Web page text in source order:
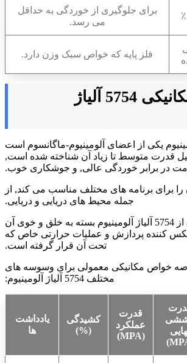
برای جلوگیری از خوردگی به حداقل
می رسد.
فلز پایه که خواص سبک وزن دارد.
خصوصیات مکانیکی 5754 آلیاژ
آلومینیوم یکی از اعضای آلومینیوم-ماگانسوم است
دلیل قدرت متوسط ​​تا زیاد آن شناخته شده است,
در برابر خوردگی عالی, و جوشکاری خوب.
برای برنامه های مختلف مناسب می کند, از
جمله محیط های دریایی و دریایی.
خصوصیات مکانیکی از 5754 آلیاژ آلومینیوم بسته به خلق و خوی آن
کننده پردازش و عملیات حرارتی خاص که
تحت آن قرار گرفته است.
خواص مکانیکی معمولی برای وسوسه های
مختلف 5754 آلیاژ آلومینیوم:
قدرت
عملکرد
(MPA)
کشیدگی
(%)
یادداشت
ها